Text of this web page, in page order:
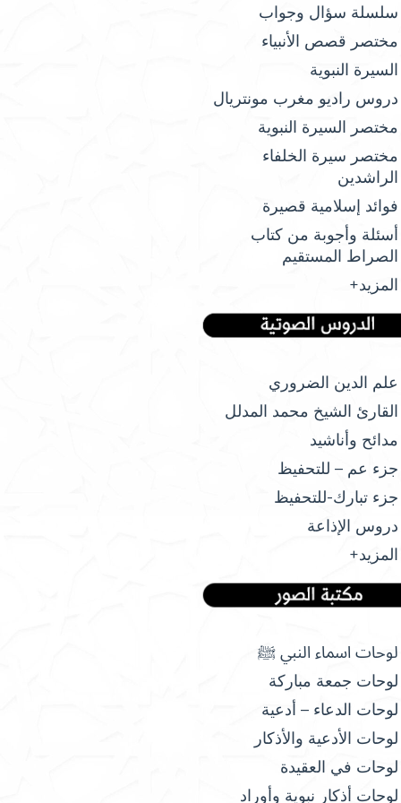
سلسلة سؤال وجواب
مختصر قصص الأنبياء
السيرة النبوية
دروس راديو مغرب مونتريال
مختصر السيرة النبوية
مختصر سيرة الخلفاء
الراشدين
فوائد إسلامية قصيرة
أسئلة وأجوبة من كتاب
الصراط المستقيم
المزيد+
علم الدين الضروري
القارئ الشيخ محمد المدلل
مدائح وأناشيد
جزء عم – للتحفيظ
جزء تبارك-للتحفيظ
دروس الإذاعة
المزيد+
لوحات اسماء النبي ﷺ
لوحات جمعة مباركة
لوحات الدعاء – أدعية
لوحات الأدعية والأذكار
لوحات في العقيدة
لوحات أذكار نبوية وأوراد